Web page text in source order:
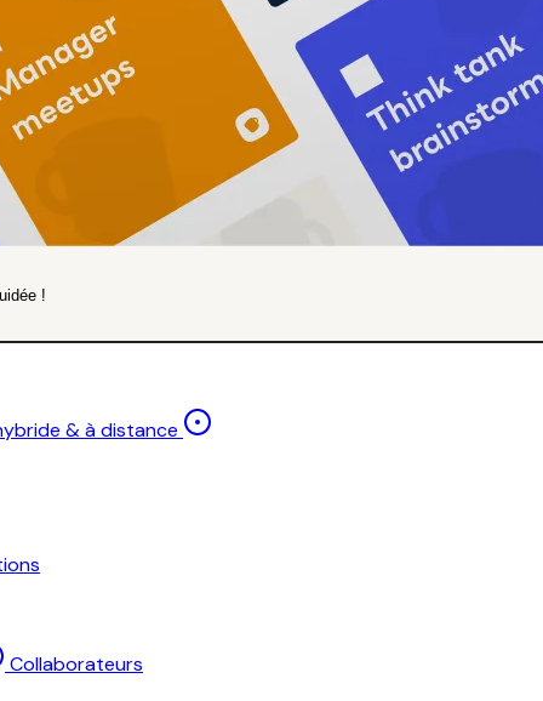
!
& à distance
Collaborateurs